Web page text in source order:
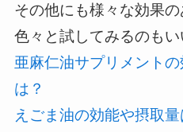
その他にも様々な効果の
色々と試してみるのもい
亜麻仁油サプリメント
は？
えごま油の効能や摂取